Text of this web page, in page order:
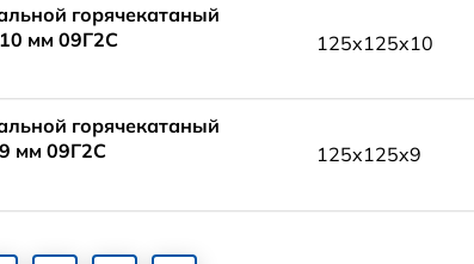
горячекатаный
мм 09Г2С
125x125x10
горячекатаный
мм 09Г2С
125x125x9